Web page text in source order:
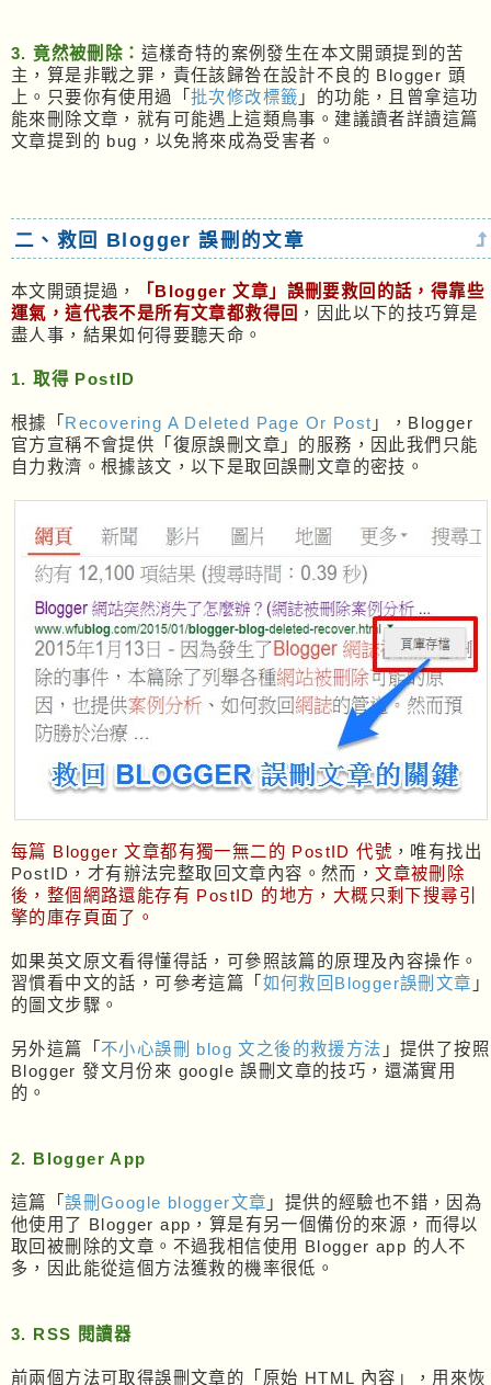
3. 竟然被刪除： 這樣奇特的案例發生在本文開頭提到的苦
主，算是非戰之罪，責任該歸咎在設計不良的 Blogger 頭
上。只要你有使用過「 批次修改標籤 」的功能，且曾拿這功
能來刪除文章，就有可能遇上這類鳥事。建議讀者詳讀這篇
文章提到的 bug，以免將來成為受害者。
二、救回 Blogger 誤刪的文章
本文開頭提過，
「Blogger 文章」誤刪要救回的話，得靠些
運氣，這代表不是所有文章都救得回 ，因此以下的技巧算是
盡人事，結果如何得要聽天命。
1. 取得 PostID
根據「 Recovering A Deleted Page Or Post 」，Blogger
官方宣稱不會提供「復原誤刪文章」的服務，因此我們只能
自力救濟。根據該文，以下是取回誤刪文章的密技。
每篇 Blogger 文章都有獨一無二的 PostID 代號 ，唯有找出
PostID，才有辦法完整取回文章內容。然而，文章被刪除
後，整個網路還能存有 PostID 的地方，大概只剩下搜尋引
擎的庫存頁面了。
如果英文原文看得懂得話，可參照該篇的原理及內容操作。
習慣看中文的話，可參考這篇「 如何救回Blogger誤刪文章 」
的圖文步驟。
另外這篇「 不小心誤刪 blog 文之後的救援方法 」提供了按照
Blogger 發文月份來 google 誤刪文章的技巧，還滿實用
的。
2. Blogger App
這篇「誤刪Google blogger文章 」提供的經驗也不錯，因為
他使用了 Blogger app，算是有另一個備份的來源，而得以
取回被刪除的文章。不過我相信使用 Blogger app 的人不
多，因此能從這個方法獲救的機率很低。
3. RSS 閱讀器
前兩個方法可取得誤刪文章的「原始 HTML 內容」，用來恢